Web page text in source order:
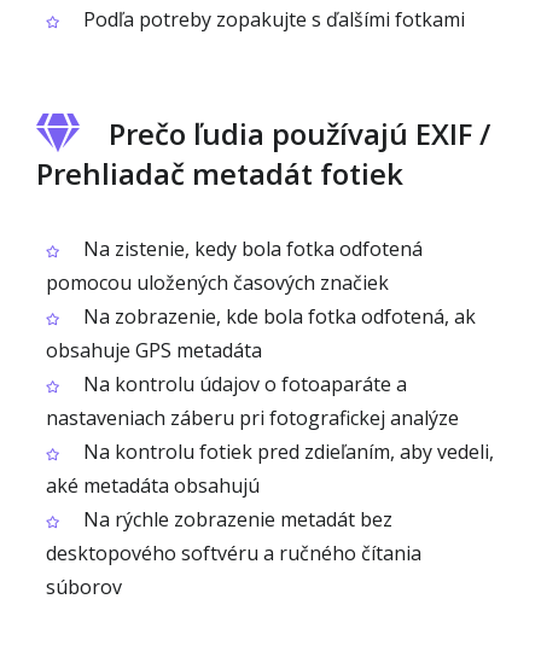
Podľa potreby zopakujte s ďalšími fotkami
Prečo ľudia používajú EXIF /
Prehliadač metadát fotiek
Na zistenie, kedy bola fotka odfotená
pomocou uložených časových značiek
Na zobrazenie, kde bola fotka odfotená, ak
obsahuje GPS metadáta
Na kontrolu údajov o fotoaparáte a
nastaveniach záberu pri fotografickej analýze
Na kontrolu fotiek pred zdieľaním, aby vedeli,
aké metadáta obsahujú
Na rýchle zobrazenie metadát bez
desktopového softvéru a ručného čítania
súborov